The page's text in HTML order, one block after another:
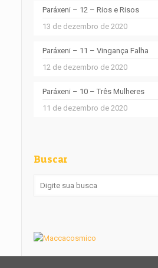
Paráxeni – 12 – Rios e Risos
13 de dezembro de 2020
Paráxeni – 11 – Vingança Falha
12 de dezembro de 2020
Paráxeni – 10 – Três Mulheres
11 de dezembro de 2020
Buscar